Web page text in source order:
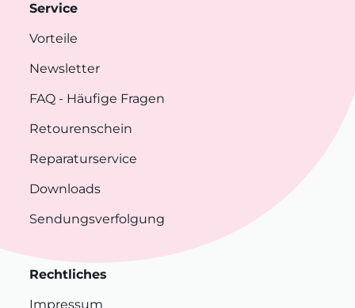
Service
Vorteile
Newsletter
FAQ - Häufige Fragen
Retourenschein
Reparaturservice
Downloads
Sendungsverfolgung
Rechtliches
Impressum